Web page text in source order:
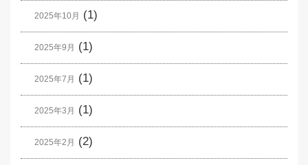
2025年10月 (1)
2025年9月 (1)
2025年7月 (1)
2025年3月 (1)
2025年2月 (2)